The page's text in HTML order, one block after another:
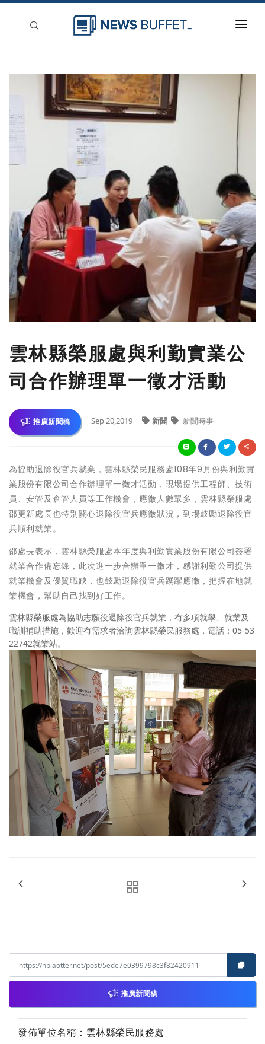
雲林縣榮服處與利勤實業公
司合作辦理單一徵才活動
推廣新聞稿 Sep 20,2019 新聞 新聞時事
為協助退除役官兵就業，雲林縣榮民服務處108年9月份與利勤實
業股份有限公司合作辦理單一徵才活動，現場提供工程師、技術
員、安管及倉管人員等工作機會，應徵人數眾多，雲林縣榮服處
邵更新處長也特別關心退除役官兵應徵狀況，到場鼓勵退除役官
兵順利就業。
邵處長表示，雲林縣榮服處本年度與利勤實業股份有限公司簽署
就業合作備忘錄，此次進一步合辦單一徵才，感謝利勤公司提供
就業機會及優質職缺，也鼓勵退除役官兵踴躍應徵，把握在地就
業機會，幫助自己找到好工作。
雲林縣榮服處為協助志願役退除役官兵就業，有多項就學、就業及
職訓補助措施，歡迎有需求者洽詢雲林縣榮民服務處，電話：05-53
22742就業站。
推廣新聞稿
發佈單位名稱：雲林縣榮民服務處